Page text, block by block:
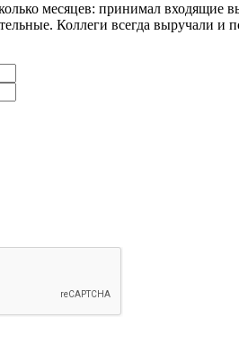
месяцев: принимал входящие
Коллеги всегда выручали